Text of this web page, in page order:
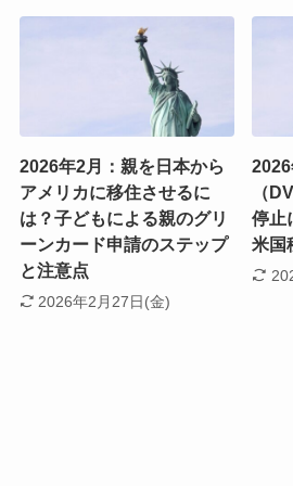
2026年2月：親を日本から
アメリカに移住させるに
は？子どもによる親のグリ
ーンカード申請のステップ
と注意点
2026年2月27日(金)
（
停止
米国